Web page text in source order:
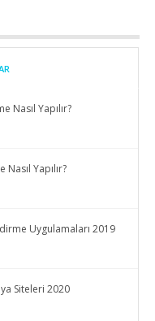
Nasıl Yapılır?
Yapılır?
Uygulamaları 2019
Siteleri 2020